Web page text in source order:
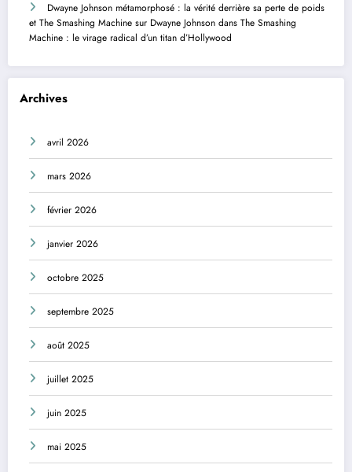
Dwayne Johnson métamorphosé : la vérité derrière sa perte de poids
et The Smashing Machine sur Dwayne Johnson dans The Smashing
Machine : le virage radical d’un titan d’Hollywood
Archives
avril 2026
mars 2026
février 2026
janvier 2026
octobre 2025
septembre 2025
août 2025
juillet 2025
juin 2025
mai 2025